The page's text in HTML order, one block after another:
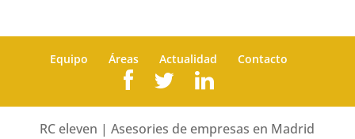
Equipo Áreas Actualidad Contacto
RC eleven | Asesories de empresas en Madrid